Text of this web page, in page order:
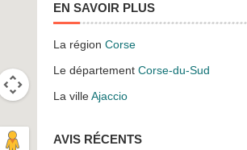
Sorry, we have no imagery here.
EN SAVOIR PLUS
La région Corse
Le département Corse-du-Sud
La villeAjaccio
AVIS RÉCENTS